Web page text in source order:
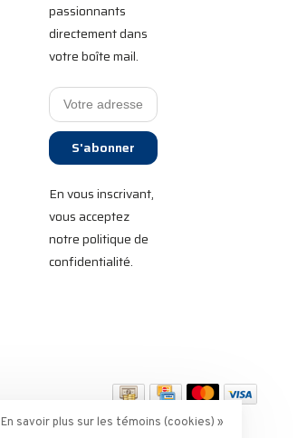
passionnants
directement dans
votre boîte mail.
S'abonner
En vous inscrivant,
vous acceptez
notre politique de
confidentialité.
En savoir plus sur les témoins (cookies) »